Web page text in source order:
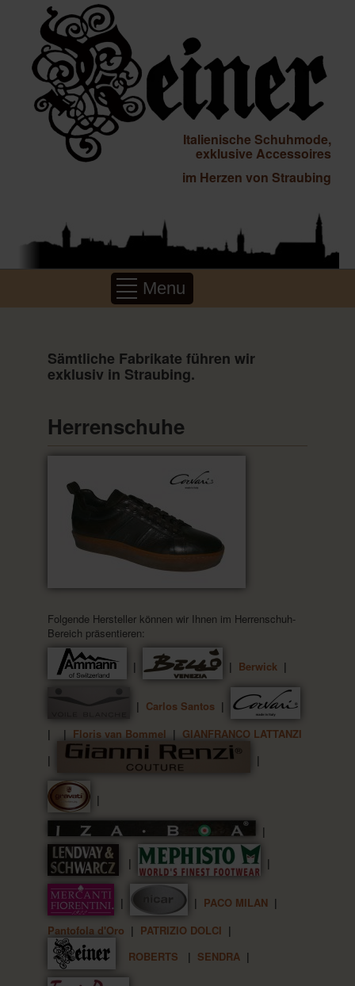
Italienische Schuhmode,
exklusive Accessoires
im Herzen von Straubing
Menu
Sämtliche Fabrikate führen wir
exklusiv in Straubing.
Herrenschuhe
Folgende Hersteller können wir Ihnen im Herrenschuh-
Bereich präsentieren:
| | Berwick |
| Carlos Santos |
| | Floris van Bommel | GIANFRANCO LATTANZI
|
|
|
|
| |
| | PACO MILAN |
Pantofola d'Oro | PATRIZIO DOLCI |
ROBERTS | SENDRA |